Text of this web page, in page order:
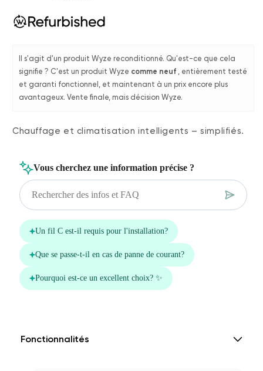
Il s'agit d'un produit Wyze reconditionné. Qu'est-ce que cela
signifie ? C'est un produit Wyze comme neuf , entièrement testé
et garanti fonctionnel, et maintenant à un prix encore plus
avantageux. Vente finale, mais décision Wyze.
Chauffage et climatisation intelligents – simplifiés.
Fonctionnalités